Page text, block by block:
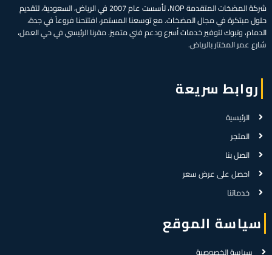
شركة المضخات المتقدمة NOP، تأسست عام 2007 في الرياض، السعودية، لتقديم
حلول مبتكرة في مجال المضخات. مع توسعنا المستمر، افتتحنا فروعاً في جدة،
الدمام، وتبوك لتوفير خدمات أسرع ودعم فني متميز. مقرنا الرئيسي في حي العمل،
شارع عمر المختار بالرياض.
روابط سريعة
الرئيسية
المتجر
اتصل بنا
احصل على عرض سعر
خدماتنا
سياسة الموقع